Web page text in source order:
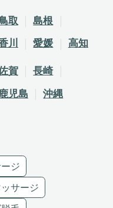
取
島根
川 愛媛 高知
賀
長崎
鹿児島 沖縄
ジ
サージ